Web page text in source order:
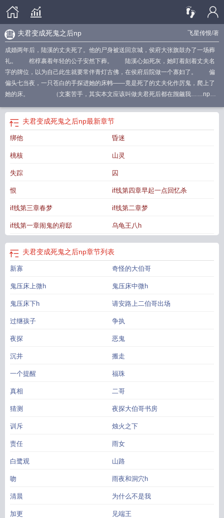
飞星传恨/著
夫君变成死鬼之后np
成婚两年后，陆溪的丈夫死了。他的尸身被送回京城，侯府大张旗鼓办了一场葬
礼。 棺椁裹着年轻的公子安然下葬。 陆溪心如死灰，她盯着刻着丈夫名
字的牌位，以为自己此生就要常伴青灯古佛，在侯府后院做一个寡妇了。 偏
偏头七当夜，一只苍白的手探进她的床帏——竟是死了的丈夫化作厉鬼，爬上了
她的床。 （文案苦手，其实本文应该叫做夫君死后都在觊觎我……np
注意避雷，不喜勿入。）
夫君变成死鬼之后
成死鬼后
夫君变成死鬼之后NP 飞星传恨
成废人之后七猫
夫君变成废人后
夫君变成死鬼之后np最新章节
绑他 昏迷
桃核 山灵
失踪 囚
恨 if线第四章早起一点回忆杀
if线第三章春梦 if线第二章梦
if线第一章闹鬼的府邸 乌龟王八h
夫君变成死鬼之后np章节列表
新寡 奇怪的大伯哥
鬼压床上微h 鬼压床中微h
鬼压床下h 请安路上二伯哥出场
过继孩子 争执
夜探 恶鬼
沉井 搬走
一个提醒 福珠
真相 二哥
猜测 夜探大伯哥书房
训斥 烛火之下
责任 雨女
白鹭观 山路
吻 雨夜和洞穴h
清晨 为什么不是我
加更 见端王